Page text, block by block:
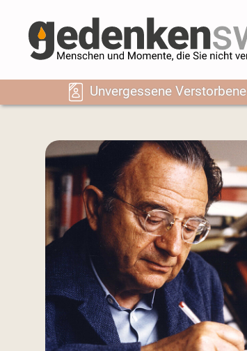
Unvergessene Verstorbene